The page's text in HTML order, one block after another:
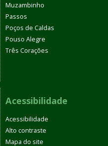
Muzambinho
Passos
Poços de Caldas
Pouso Alegre
Três Corações
Acessibilidade
Acessibilidade
Alto contraste
Mapa do site